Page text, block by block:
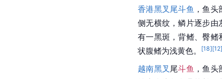
香港黑叉尾斗鱼 ，鱼
侧无横纹，鳞片逐步由
有一黑斑，背鳍、臀鳍
状腹鳍为浅黄色。
[18][12
越南黑叉 尾斗鱼 ，鱼